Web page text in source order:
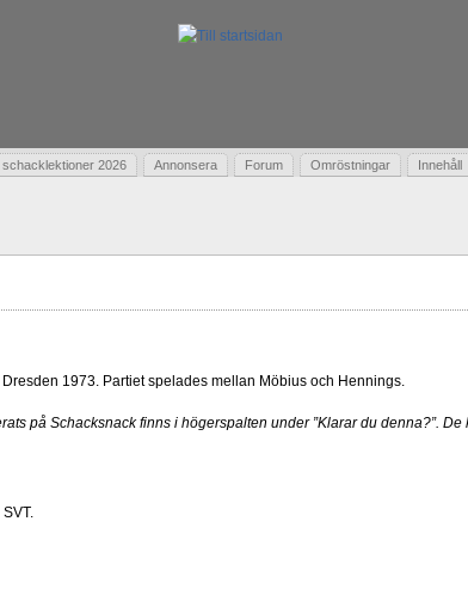
2026 Annonsera Forum Omröstningar Innehåll
1973. Partiet spelades mellan Möbius och Hennings.
på Schacksnack finns i högerspalten under ”Klarar du denna?”.